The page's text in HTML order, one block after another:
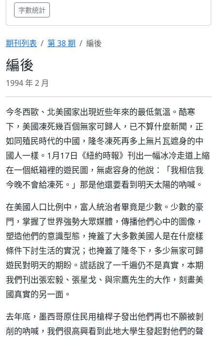
字數統計
期刊列表 第 38 期 編後
編後
1994 年 2 月
今冬西歐、北美國家出現近些年來的最低氣溫。酷寒
下，美國凍死幾百個無家可歸人，已不算什麼新聞，正
如同殖民時代的中國，隆冬凍死再多上無片瓦遮身的中
國人一樣。1月17日《紐約時報》刊出一幅冰冷走道上縮
在一個紙箱裡的遊民圖，無處容身的他說：「我相信我
今晚不會給凍死。」那是他還要看到明天太陽的吶喊。
在美國人口比例中，富人統治者畢竟是少數。少數的豪
門，掌握了世界強勢大眾媒體，傳播他們心中的圖像，
塑造他們的意識型態，掩蓋了大多數美國人是在什麼樣
條件下討生活的實況；也掩蓋了隆冬下，多少無家可歸
遊民對明天的期盼。謊話說了一千遍仍不是真實，本期
我們刊出張宏毅、張星戈、與宗鷹先生的大作，刻畫美
國真實的另一面。
去年底，墨西哥原住民用槍桿子發出他們再也不願被剝
削的吶喊，我們很高興看到此地大學生發起對他們的聲